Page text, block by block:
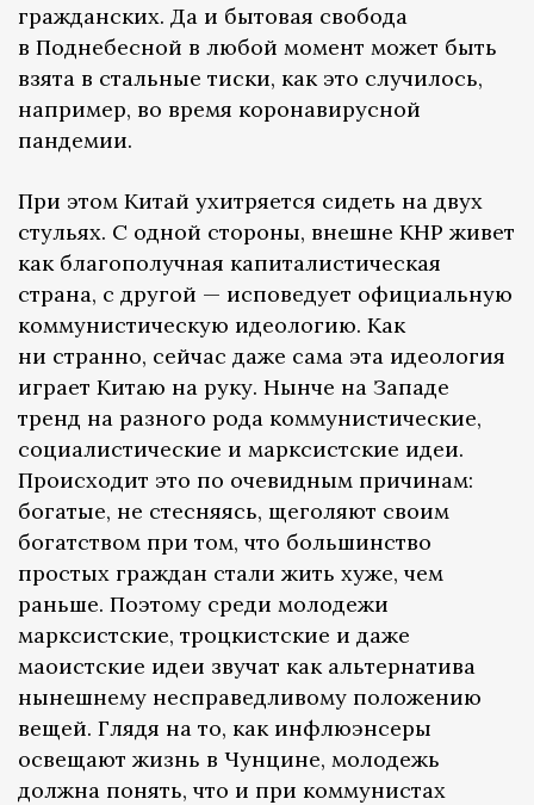
гражданских. Да и бытовая свобода
в Поднебесной в любой момент может быть
взята в стальные тиски, как это случилось,
например, во время коронавирусной
пандемии.
При этом Китай ухитряется сидеть на двух
стульях. С одной стороны, внешне КНР живет
как благополучная капиталистическая
страна, с другой — исповедует официальную
коммунистическую идеологию. Как
ни странно, сейчас даже сама эта идеология
играет Китаю на руку. Нынче на Западе
тренд на разного рода коммунистические,
социалистические и марксистские идеи.
Происходит это по очевидным причинам:
богатые, не стесняясь, щеголяют своим
богатством при том, что большинство
простых граждан стали жить хуже, чем
раньше. Поэтому среди молодежи
марксистские, троцкистские и даже
маоистские идеи звучат как альтернатива
нынешнему несправедливому положению
вещей. Глядя на то, как инфлюэнсеры
освещают жизнь в Чунцине, молодежь
должна понять, что и при коммунистах